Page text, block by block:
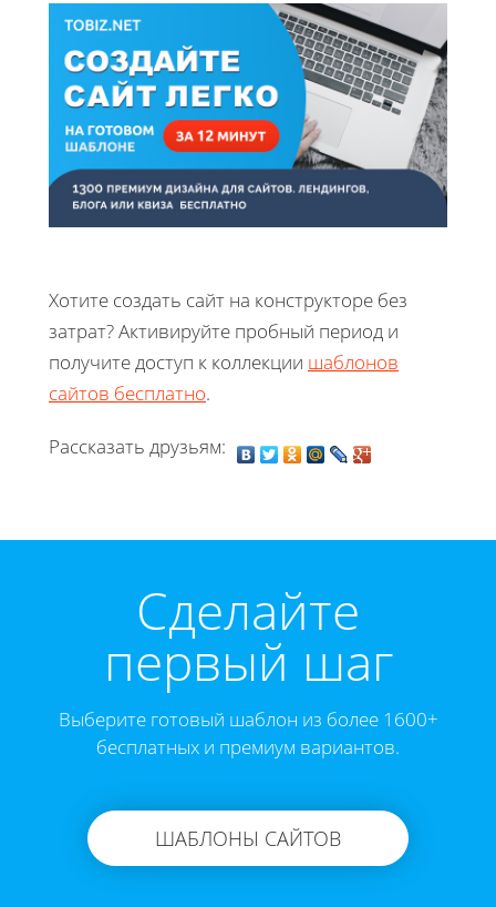
Хотите создать сайт на конструкторе без
затрат? Активируйте пробный период и
получите доступ к коллекции шаблонов
сайтов бесплатно.
Рассказать друзьям:
Cделайте
первый шаг
Выберите готовый шаблон из более 1600+
бесплатных и премиум вариантов.
ШАБЛОНЫ САЙТОВ